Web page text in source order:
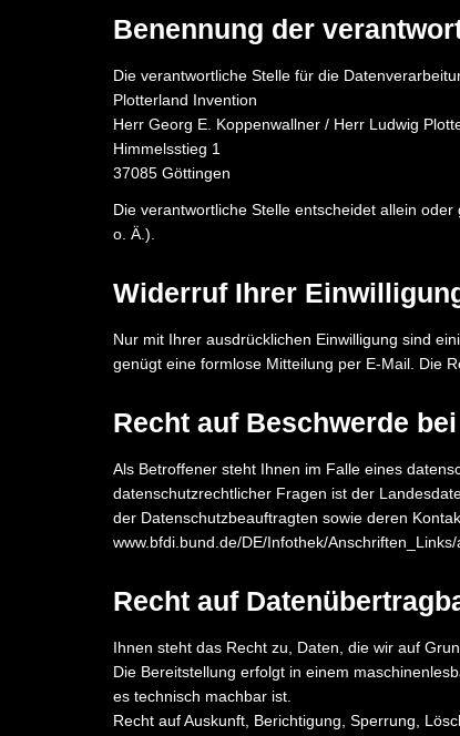
Benennung der
Die verantwortliche Stelle für die
Plotterland Invention
Herr Georg E. Koppenwallner / Herr Ludwig
Himmelsstieg 1
37085 Göttingen
Die verantwortliche Stelle entscheidet allein
o. Ä.).
Widerruf Ihrer
Nur mit Ihrer ausdrücklichen Einwilligung sind
genügt eine formlose Mitteilung per E-Mail. Die
Recht auf Beschwerde
Als Betroffener steht Ihnen im Falle eines
datenschutzrechtlicher Fragen ist der
der Datenschutzbeauftragten sowie deren
www.bfdi.bund.de/DE/Infothek/
Recht auf
Ihnen steht das Recht zu, Daten, die wir auf
Die Bereitstellung erfolgt in einem
es technisch machbar ist.
Recht auf Auskunft, Berichtigung, Sperrung,